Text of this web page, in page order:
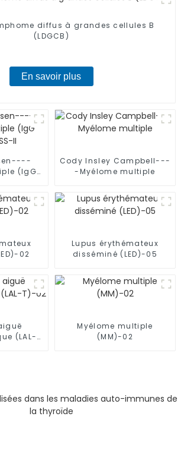
diffus à grandes cellules B
(LDGCB)
En savoir plus
(IgG
Cody Insley Campbell---
-Myélome multiple
02
Lupus érythémateux
disséminé (LED)-05
(LAL-
Myélome multiple
(MM)-02